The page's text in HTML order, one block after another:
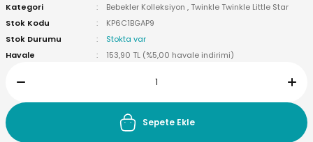
Kategori
Bebekler Kolleksiyon ,Twinkle Twinkle Little Star
Stok Kodu
KP6C1BGAP9
Stok Durumu
Stokta var
Havale
153,90 TL (%5,00 havale indirimi)
Sepete Ekle
Aparatları
Pleksi